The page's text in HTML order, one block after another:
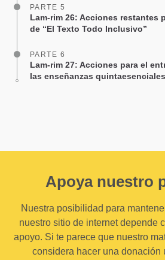
PARTE 5
Lam-rim 26: Acciones restantes
de “El Texto Todo Inclusivo”
PARTE 6
Lam-rim 27: Acciones para el
las enseñanzas quintaesenciales
Apoya nuestro
Nuestra posibilidad para
nuestro sitio de internet depende
apoyo. Si te parece que nuestro
considera hacer una donación